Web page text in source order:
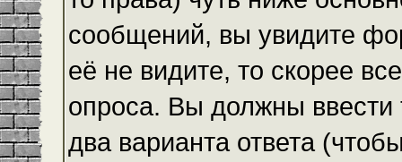
сообщений, вы увидите
её не видите, то скорее
опроса. Вы должны
два варианта ответа